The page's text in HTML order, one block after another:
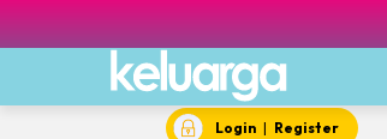
Login | Register